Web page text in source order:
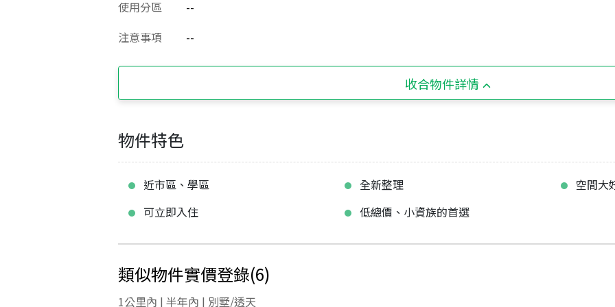
使用分區
--
注意事項
--
收合物件詳情
物件特色
近市區、學區 全新整理
空間大
可立即入住
低總價、小資族的首選
類似物件實價登錄(6)
1公里內 | 半年內 | 別墅/透天